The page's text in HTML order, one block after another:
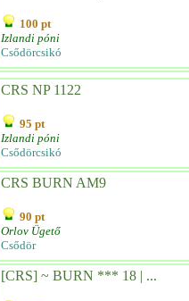
100 pt
Izlandi póni
Csődörcsikó
CRS NP 1122
95 pt
Izlandi póni
Csődörcsikó
CRS BURN AM9
90 pt
Orlov Ügető
Csődör
[CRS] ~ BURN *** 18 | ...